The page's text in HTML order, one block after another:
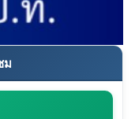
ม